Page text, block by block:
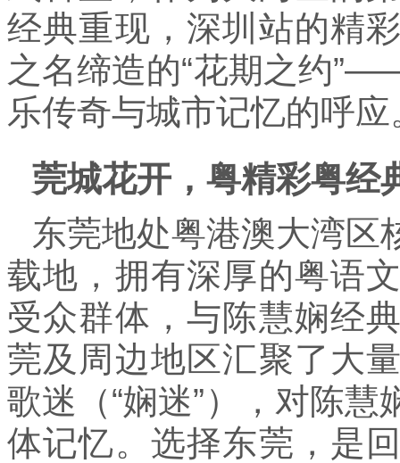
经典重现，深圳站的精
之名缔造的“花期之约
乐传奇与城市记忆的呼应
莞城花开，粤精彩粤经
东莞地处粤港澳大湾区
载地，拥有深厚的粤语
受众群体，与陈慧娴经
莞及周边地区汇聚了大
歌迷（“娴迷”），对陈
体记忆。选择东莞，是